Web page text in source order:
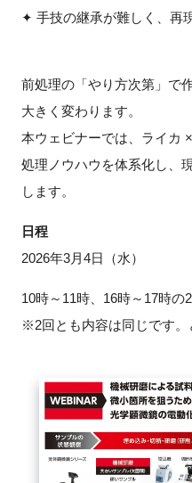
施設・アクセス
FAQ
イベントお知らせメール登録
✦ 手技の継承が難しく、再
前処理の「やり方次第」で
大きく変わります。
本ウェビナーでは、ライカ
処理ノウハウを体系化し、
します。
日程
2026年3月4日（水）
10時～11時、16時～17時の
※2回とも内容は同じです。